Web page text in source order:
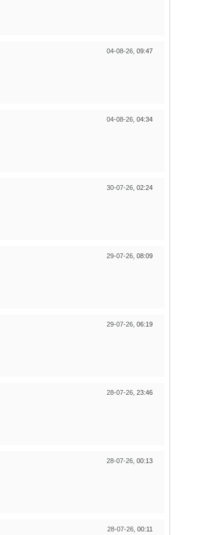
04-08-26, 09:47
04-08-26, 04:34
30-07-26, 02:24
29-07-26, 08:09
29-07-26, 06:19
28-07-26, 23:46
28-07-26, 00:13
28-07-26, 00:11